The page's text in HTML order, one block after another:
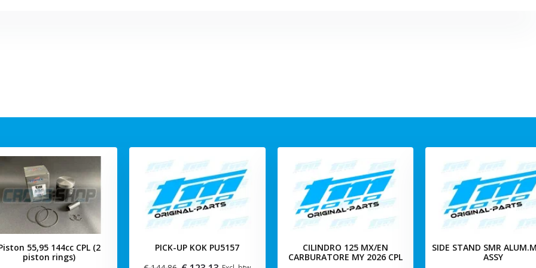
55,95 144cc CPL (2
piston rings)
PICK-UP KOK PU5157
CILINDRO 125 MX/EN
CARBURATORE MY 2026 CPL
SIDE STAND SMR
ASSY